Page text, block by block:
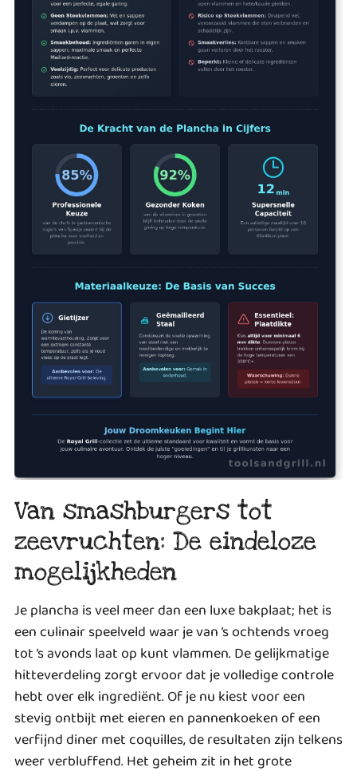
Van smashburgers tot
zeevruchten: De eindeloze
mogelijkheden
Je plancha is veel meer dan een luxe bakplaat; het is
een culinair speelveld waar je van ’s ochtends vroeg
tot ’s avonds laat op kunt vlammen. De gelijkmatige
hitteverdeling zorgt ervoor dat je volledige controle
hebt over elk ingrediënt. Of je nu kiest voor een
stevig ontbijt met eieren en pannenkoeken of een
verfijnd diner met coquilles, de resultaten zijn telkens
weer verbluffend. Het geheim zit in het grote